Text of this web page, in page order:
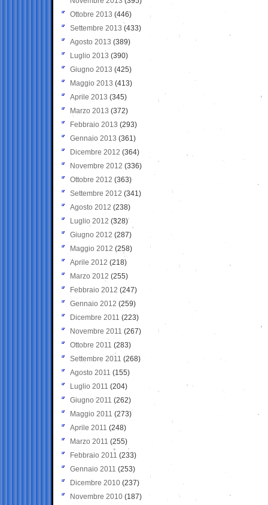
Ottobre 2013 (446)
Settembre 2013 (433)
Agosto 2013 (389)
Luglio 2013 (390)
Giugno 2013 (425)
Maggio 2013 (413)
Aprile 2013 (345)
Marzo 2013 (372)
Febbraio 2013 (293)
Gennaio 2013 (361)
Dicembre 2012 (364)
Novembre 2012 (336)
Ottobre 2012 (363)
Settembre 2012 (341)
Agosto 2012 (238)
Luglio 2012 (328)
Giugno 2012 (287)
Maggio 2012 (258)
Aprile 2012 (218)
Marzo 2012 (255)
Febbraio 2012 (247)
Gennaio 2012 (259)
Dicembre 2011 (223)
Novembre 2011 (267)
Ottobre 2011 (283)
Settembre 2011 (268)
Agosto 2011 (155)
Luglio 2011 (204)
Giugno 2011 (262)
Maggio 2011 (273)
Aprile 2011 (248)
Marzo 2011 (255)
Febbraio 2011 (233)
Gennaio 2011 (253)
Dicembre 2010 (237)
Novembre 2010 (187)